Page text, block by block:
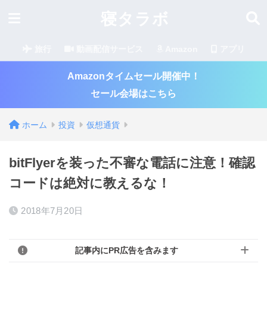
Amazonタイムセール開催中！
セール会場はこちら
ホーム 投資 仮想通貨
bitFlyerを装った不審な電話に注意！確認
コードは絶対に教えるな！
2018年7月20日
記事内にPR広告を含みます